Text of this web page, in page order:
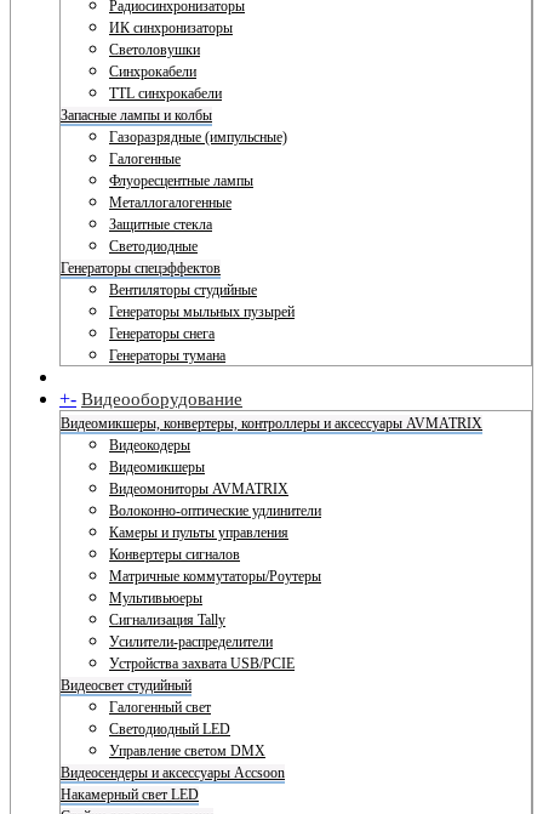
Радиосинхронизаторы
ИК синхронизаторы
Светоловушки
Синхрокабели
TTL синхрокабели
Запасные лампы и колбы
Газоразрядные (импульсные)
Галогенные
Флуоресцентные лампы
Металлогалогенные
Защитные стекла
Светодиодные
Генераторы спецэффектов
Вентиляторы студийные
Генераторы мыльных пузырей
Генераторы снега
Генераторы тумана
+- Видеооборудование
Видеомикшеры, конвертеры, контроллеры и аксессуары AVMATRIX
Видеокодеры
Видеомикшеры
Видеомониторы AVMATRIX
Волоконно-оптические удлинители
Камеры и пульты управления
Конвертеры сигналов
Матричные коммутаторы/Роутеры
Мультивьюеры
Сигнализация Tally
Усилители-распределители
Устройства захвата USB/PCIE
Видеосвет студийный
Галогенный свет
Светодиодный LED
Управление светом DMX
Видеосендеры и аксессуары Accsoon
Накамерный свет LED